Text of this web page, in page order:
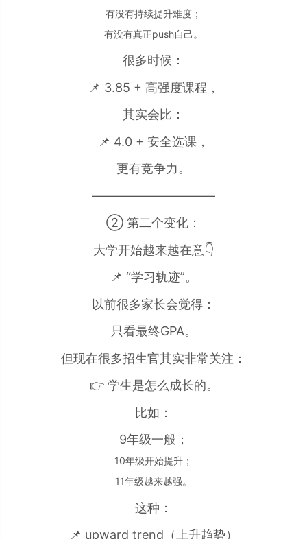
有没有持续提升难度；
有没有真正push自己。
很多时候：
📌 3.85 + 高强度课程，
其实会比：
📌 4.0 + 安全选课，
更有竞争力。
——————————
② 第二个变化：
大学开始越来越在意👇
📌 “学习轨迹”。
以前很多家长会觉得：
只看最终GPA。
但现在很多招生官其实非常关注：
👉 学生是怎么成长的。
比如：
9年级一般；
10年级开始提升；
11年级越来越强。
这种：
📌 upward trend（上升趋势）